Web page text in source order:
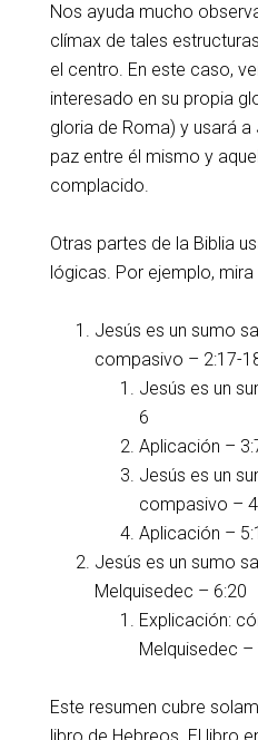
Nos ayuda mucho
clímax de tales
el centro. En este caso,
interesado en su propia
gloria de Roma) y usará
paz entre él mismo y
complacido.
Otras partes de la Biblia
lógicas. Por ejemplo,
Jesús es un sumo
compasivo – 2:17-
Jesús es un
6
Aplicación –
Jesús es un
compasivo –
Aplicación –
Jesús es un sumo
Melquisedec – 6:20
Explicación:
Melquisedec –
Este resumen cubre